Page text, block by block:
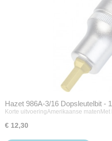
Hazet 986A-3/16 Dopsleutelbit -
Korte uitvoeringAmerikaanse
€ 12,30